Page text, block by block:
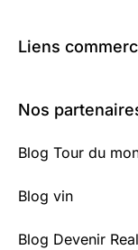
Liens
Nos
Blog Tour du
Blog vin
Blog Devenir